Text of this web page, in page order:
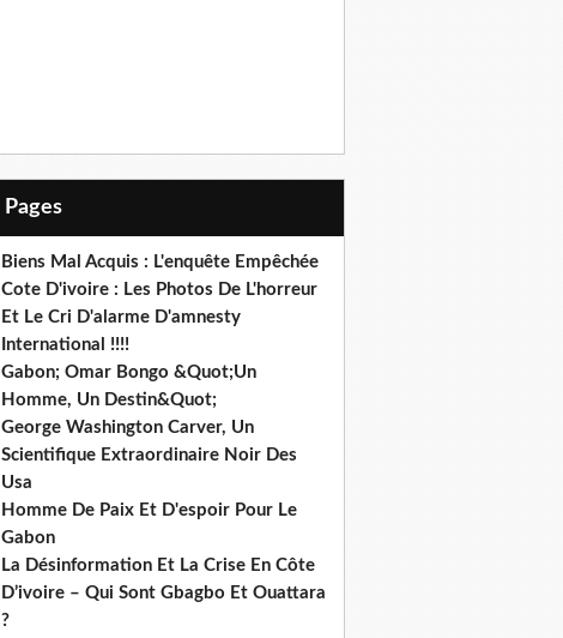
Pages
Biens Mal Acquis : L'enquête Empêchée
Cote D'ivoire : Les Photos De L'horreur
Et Le Cri D'alarme D'amnesty
International !!!!
Gabon; Omar Bongo &Quot;Un
Homme, Un Destin&Quot;
George Washington Carver, Un
Scientifique Extraordinaire Noir Des
Usa
Homme De Paix Et D'espoir Pour Le
Gabon
La Désinformation Et La Crise En Côte
D’ivoire – Qui Sont Gbagbo Et Ouattara
?